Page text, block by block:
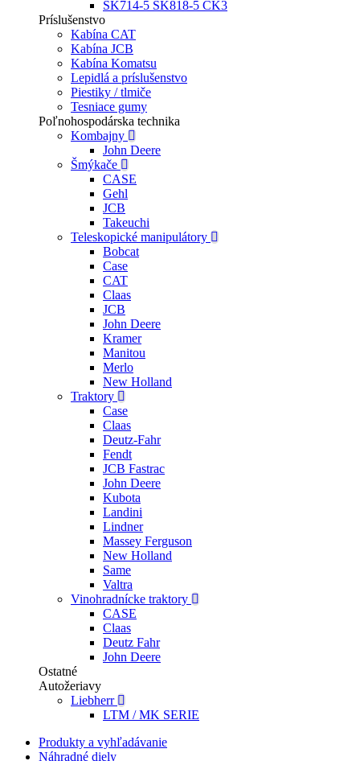
SK714-5 SK818-5 CK3
Príslušenstvo
Kabína CAT
Kabína JCB
Kabína Komatsu
Lepidlá a príslušenstvo
Piestiky / tlmiče
Tesniace gumy
Poľnohospodárska technika
Kombajny
John Deere
Šmýkače
CASE
Gehl
JCB
Takeuchi
Teleskopické manipulátory
Bobcat
Case
CAT
Claas
JCB
John Deere
Kramer
Manitou
Merlo
New Holland
Traktory
Case
Claas
Deutz-Fahr
Fendt
JCB Fastrac
John Deere
Kubota
Landini
Lindner
Massey Ferguson
New Holland
Same
Valtra
Vinohradnícke traktory
CASE
Claas
Deutz Fahr
John Deere
Ostatné
Autožeriavy
Liebherr
LTM / MK SERIE
Produkty a vyhľadávanie
Náhradné diely